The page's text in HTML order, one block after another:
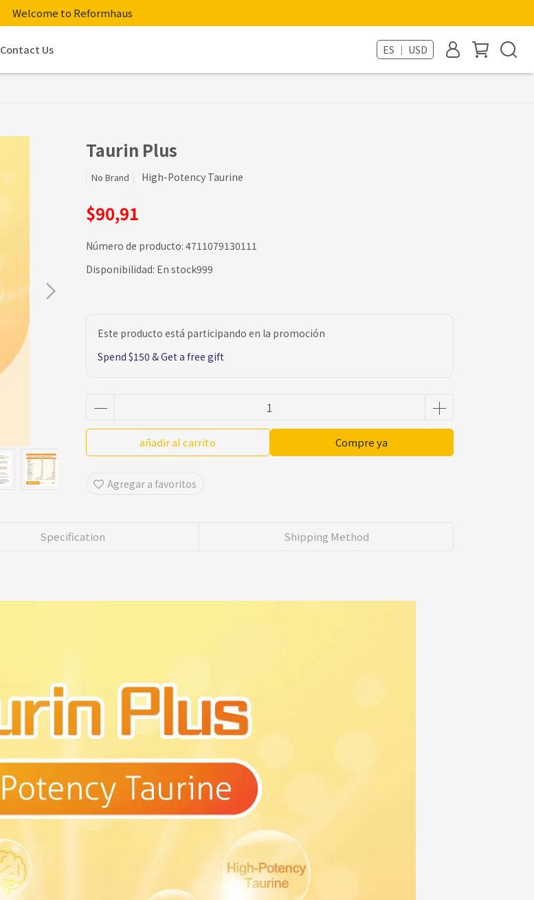
Welcome to Reformhaus
Contact Us ES ｜ USD
Taurin Plus
No Brand High-Potency Taurine
$90,91
Número de producto: 4711079130111
Disponibilidad: En stock999
Este producto está participando en la promoción
Spend $150 & Get a free gift
añadir al carrito Compre ya
Agregar a favoritos
Specification Shipping Method